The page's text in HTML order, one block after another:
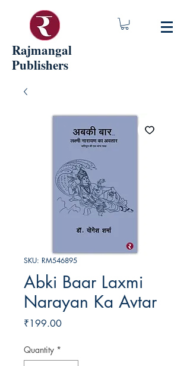
Rajmangal
Publishers
SKU: RM546895
Abki Baar Laxmi
Narayan Ka Avtar
₹199.00Price
Quantity *